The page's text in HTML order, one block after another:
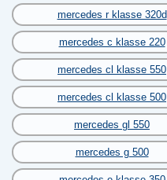
mercedes r klasse 320d
mercedes c klasse 220
mercedes cl klasse 550
mercedes cl klasse 500
mercedes gl 550
mercedes g 500